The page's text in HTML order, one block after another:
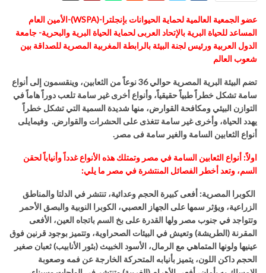
عضو الجمعية العالمية لحماية الحيوانات بإنجلترا -(WSPA)-
الأمين العام
المساعد للحياة البرية بالإتحاد العربى لحماية الحياة البرية والبحرية- جامعة
الدول العربية ورئيس لجنة البيئة بالرابطة المغربية المصرية للصداقة بين
شعوب العالم
تضم البيئة البرية المصرية حوالي 36 نوعاً من الثعابين، وينقسمون إلى أنواع
سامة تشكل خطراً طبياً حقيقياً، وأنواع أخرى غير سامة تلعب دوراً هاماً في
التوازن البيئي ومكافحة القوارض، منها شديدة السمية التي تشكل خطراً
يهدد الحياة، وأخرى غير سامة تتغذى على الحشرات والقوارض. وفيمايلى
أنواع الثعابين السامة والغير سامة فى مصر.
اولاً: أنواع الثعابين السامة في مصر وتمتلك هذه الأنواع غدداً وأنياباً لحقن
السم، وتعد أخطر الفصائل المنتشرة في مصر ما يلي:
الكوبرا المصرية: أفعى كبيرة الحجم وعدائية، تنتشر في الدلتا والمناطق
الزراعية، ويؤثر سمها على الجهاز العصبي، الكوبرا النوبية والبصق الأحمر
وتتواجد في جنوب مصر ولها القدرة على بخ السم باتجاه العين، الأفعى
المقرنة (الطريشة) وتعيش في البيئات الصحراوية، وتتميز بوجود قرنين فوق
عينيها ولونها المتماهي مع الرمال، الأسود الخبيث (بثور الأنابيب)ثعبان صغير
الحجم داكن اللون، يتميز بأنيابه المتحركة الخارجة عن فمه وصعوبة